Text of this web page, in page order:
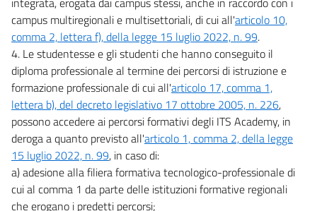
campus multiregionali e multisettoriali, di cui all'articolo 10,
comma 2, lettera f), della legge 15 luglio 2022, n. 99.
4. Le studentesse e gli studenti che hanno conseguito il
diploma professionale al termine dei percorsi di istruzione e
formazione professionale di cui all'articolo 17, comma 1,
lettera b), del decreto legislativo 17 ottobre 2005, n. 226,
possono accedere ai percorsi formativi degli ITS Academy, in
deroga a quanto previsto all'articolo 1, comma 2, della legge
15 luglio 2022, n. 99, in caso di:
a) adesione alla filiera formativa tecnologico-professionale di
cui al comma 1 da parte delle istituzioni formative regionali
che erogano i predetti percorsi;